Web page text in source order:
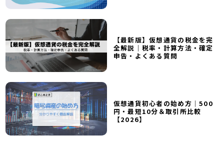
【最新版】仮想通貨の税金を完
全解説｜税率・計算方法・確定
申告・よくある質問
仮想通貨初心者の始め方｜500
円・最短10分＆取引所比較
【2026】